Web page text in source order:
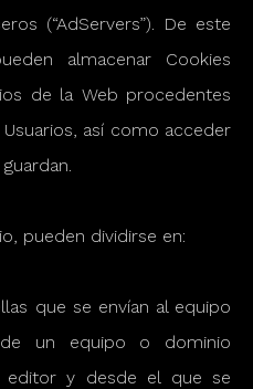
(“AdServers”). De este
almacenar Cookies
de la Web procedentes
así como acceder
pueden dividirse en:
que se envían al equipo
un equipo o dominio
editor y desde el que se